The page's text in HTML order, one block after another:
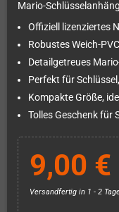
Mario-
Offiziell lizenziertes
Robustes Weich-
Detailgetreues
Perfekt für
Kompakte Größe,
Tolles Geschenk für
9,00 €
Versandfertig in 1 - 2